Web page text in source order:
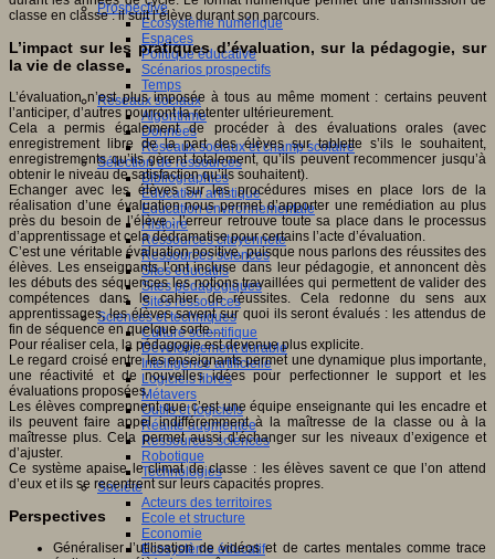
Prospective
Ecosystème numérique
Espaces
Politique éducative
Scénarios prospectifs
Temps
Réseaux sociaux
Algorithme
Données
Réseaux sociaux et champ scolaire
Sélection de ressources
Bibliographies
Education artistique
Education environnementale
Histoire
Ressources citoyenneté
Ressources sciences
Sites éducatifs
Sites pédagogiques
Sites ressources
Sciences et techniques
Culture scientifique
Développement durable
Intelligence artificielle
Logiciels libres
Métavers
Outils et logiciels
Réalité augmentée
Ressources sciences
Robotique
Technologies
Société
Acteurs des territoires
Ecole et structure
Economie
Ecosystème éducatif
classe en classe : il suit l’élève durant son parcours.
L’impact sur les pratiques d’évaluation, sur la pédagogie, sur
la vie de classe
L’évaluation n’est plus imposée à tous au même moment : certains peuvent
l’anticiper, d’autres pourront la retenter ultérieurement.
Cela a permis également de procéder à des évaluations orales (avec
enregistrement libre de la part des élèves sur tablette s’ils le souhaitent,
enregistrements qu’ils gèrent totalement, qu’ils peuvent recommencer jusqu’à
obtenir le niveau de satisfaction qu’ils souhaitent).
Echanger avec les élèves sur les procédures mises en place lors de la
réalisation d’une évaluation nous permet d’apporter une remédiation au plus
près du besoin de l’élève : l’erreur retrouve toute sa place dans le processus
d’apprentissage et cela dédramatise pour certains l’acte d’évaluation.
C’est une véritable évaluation positive, puisque nous parlons des réussites des
élèves. Les enseignants l’ont incluse dans leur pédagogie, et annoncent dès
les débuts des séquences les notions travaillées qui permettent de valider des
compétences dans le cahier de réussites. Cela redonne du sens aux
apprentissages, les élèves savent sur quoi ils seront évalués : les attendus de
fin de séquence en quelque sorte…
Pour réaliser cela, la pédagogie est devenue plus explicite.
Le regard croisé entre les enseignants permet une dynamique plus importante,
une réactivité et de nouvelles idées pour perfectionner le support et les
évaluations proposées.
Les élèves comprennent que c’est une équipe enseignante qui les encadre et
ils peuvent faire appel indifféremment à la maîtresse de la classe ou à la
maîtresse plus. Cela permet aussi d’échanger sur les niveaux d’exigence et
d’ajuster.
Ce système apaise le climat de classe : les élèves savent ce que l’on attend
d’eux et ils se recentrent sur leurs capacités propres.
Perspectives
Généraliser l’utilisation de vidéos et de cartes mentales comme trace